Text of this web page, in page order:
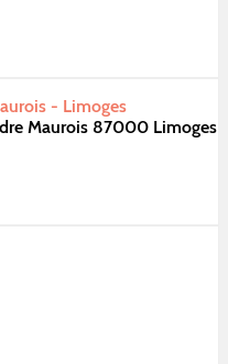
- Limoges
Maurois 87000 Limoges